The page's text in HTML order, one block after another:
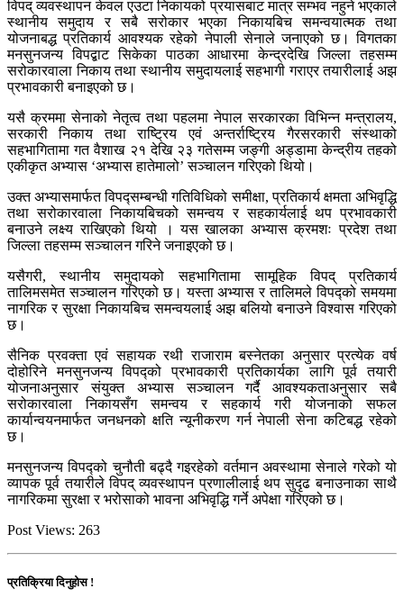
विपद् व्यवस्थापन केवल एउटा निकायको प्रयासबाट मात्र सम्भव नहुने भएकाले
स्थानीय समुदाय र सबै सरोकार भएका निकायबिच समन्वयात्मक तथा
योजनाबद्ध प्रतिकार्य आवश्यक रहेको नेपाली सेनाले जनाएको छ। विगतका
मनसुनजन्य विपद्बाट सिकेका पाठका आधारमा केन्द्रदेखि जिल्ला तहसम्म
सरोकारवाला निकाय तथा स्थानीय समुदायलाई सहभागी गराएर तयारीलाई अझ
प्रभावकारी बनाइएको छ।
यसै क्रममा सेनाको नेतृत्व तथा पहलमा नेपाल सरकारका विभिन्न मन्त्रालय,
सरकारी निकाय तथा राष्ट्रिय एवं अन्तर्राष्ट्रिय गैरसरकारी संस्थाको
सहभागितामा गत वैशाख २१ देखि २३ गतेसम्म जङ्गी अड्डामा केन्द्रीय तहको
एकीकृत अभ्यास ‘अभ्यास हातेमालो’ सञ्चालन गरिएको थियो।
उक्त अभ्यासमार्फत विपद्सम्बन्धी गतिविधिको समीक्षा, प्रतिकार्य क्षमता अभिवृद्धि
तथा सरोकारवाला निकायबिचको समन्वय र सहकार्यलाई थप प्रभावकारी
बनाउने लक्ष्य राखिएको थियो । यस खालका अभ्यास क्रमशः प्रदेश तथा
जिल्ला तहसम्म सञ्चालन गरिने जनाइएको छ।
यसैगरी, स्थानीय समुदायको सहभागितामा सामूहिक विपद् प्रतिकार्य
तालिमसमेत सञ्चालन गरिएको छ। यस्ता अभ्यास र तालिमले विपद्को समयमा
नागरिक र सुरक्षा निकायबिच समन्वयलाई अझ बलियो बनाउने विश्वास गरिएको
छ।
सैनिक प्रवक्ता एवं सहायक रथी राजाराम बस्नेतका अनुसार प्रत्येक वर्ष
दोहोरिने मनसुनजन्य विपद्को प्रभावकारी प्रतिकार्यका लागि पूर्व तयारी
योजनाअनुसार संयुक्त अभ्यास सञ्चालन गर्दै आवश्यकताअनुसार सबै
सरोकारवाला निकायसँग समन्वय र सहकार्य गरी योजनाको सफल
कार्यान्वयनमार्फत जनधनको क्षति न्यूनीकरण गर्न नेपाली सेना कटिबद्ध रहेको
छ।
मनसुनजन्य विपद्को चुनौती बढ्दै गइरहेको वर्तमान अवस्थामा सेनाले गरेको यो
व्यापक पूर्व तयारीले विपद् व्यवस्थापन प्रणालीलाई थप सुदृढ बनाउनाका साथै
नागरिकमा सुरक्षा र भरोसाको भावना अभिवृद्धि गर्ने अपेक्षा गरिएको छ।
Post Views: 263
प्रतिक्रिया दिनुहोस !